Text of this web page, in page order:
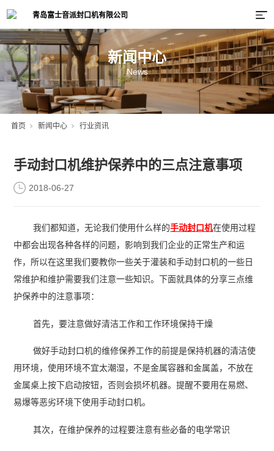
新闻中心
News
首页 新闻中心 行业资讯
手动封口机维护保养中的三点注意事项
2018-06-27
我们都知道，无论我们使用什么样的手动封口机在使用过程
中都会出现各种各样的问题，影响到我们企业的正常生产和运
作，所以在这里我们要教你一些关于灌装和手动封口机的一些日
常维护和维护需要我们注意一些知识。下面就具体的分享三点维
护保养中的注意事项：
首先，要注意做好清洁工作和工作环境保持干燥
做好手动封口机的维修保养工作的前提是保持机器的清洁使
用环境，使用环境不宜太潮湿，不是金属容器和金属盖，不放在
金属桌上按下启动按钮，否则会损坏机器。提醒不要用在易燃、
易爆等恶劣环境下使用手动封口机。
其次，在维护保养的过程要注意有些必备的电学常识